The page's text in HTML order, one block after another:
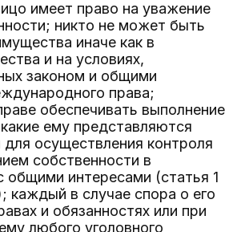
имеет право на уважение
никто не может быть
иначе как в
и на условиях,
законом и общими
права;
обеспечивать выполнение
ему представляются
осуществления контроля
собственности в
общими интересами (статья 1
каждый в случае спора о его
и обязанностях или при
любого уголовного